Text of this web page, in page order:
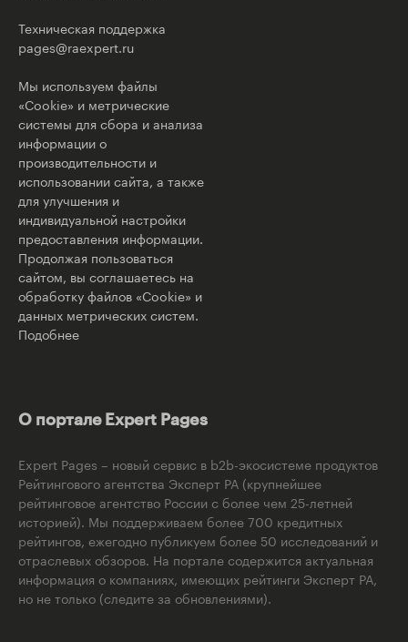
Техническая поддержка
pages@raexpert.ru
Мы используем файлы
«Cookie» и метрические
системы для сбора и анализа
информации о
производительности и
использовании сайта, а также
для улучшения и
индивидуальной настройки
предоставления информации.
Продолжая пользоваться
сайтом, вы соглашаетесь на
обработку файлов «Cookie» и
данных метрических систем.
Подобнее
О портале Expert Pages
Expert Pages – новый сервис в b2b-экосистеме продуктов
Рейтингового агентства Эксперт РА (крупнейшее
рейтинговое агентство России с более чем 25-летней
историей). Мы поддерживаем более 700 кредитных
рейтингов, ежегодно публикуем более 50 исследований и
отраслевых обзоров. На портале содержится актуальная
информация о компаниях, имеющих рейтинги Эксперт РА,
но не только (следите за обновлениями).